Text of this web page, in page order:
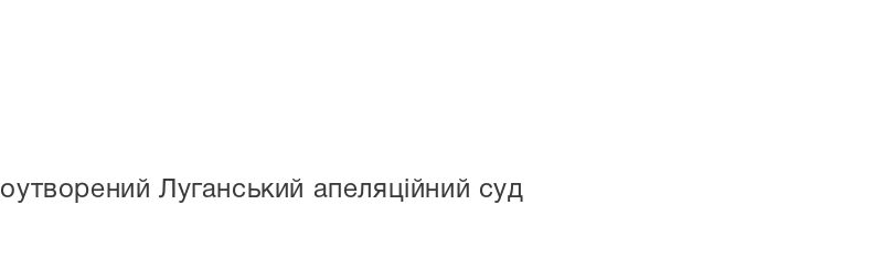
Луганський апеляційний суд